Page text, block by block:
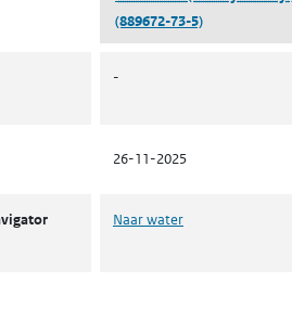
(889672-73-5)
-
26-11-2025
Naar water